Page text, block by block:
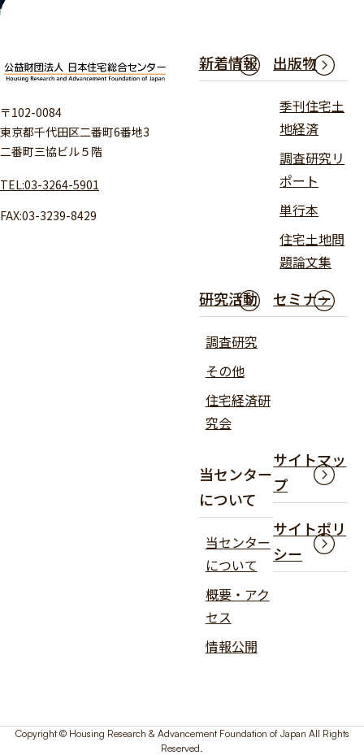
〒102-0084
東京都千代田区二番町6番地3
二番町三協ビル５階
TEL:03-3264-5901
FAX:03-3239-8429
新着情報 出版物
季刊住宅土
地経済
調査研究リ
ポート
単行本
住宅土地問
題論文集
研究活動
調査研究
その他
住宅経済研
究会
セミナー
当センター
について
当センター
について
概要・アク
セス
情報公開
サイトマッ
プ
サイトポリ
シー
Copyright © Housing Research & Advancement Foundation of Japan All Rights
Reserved.